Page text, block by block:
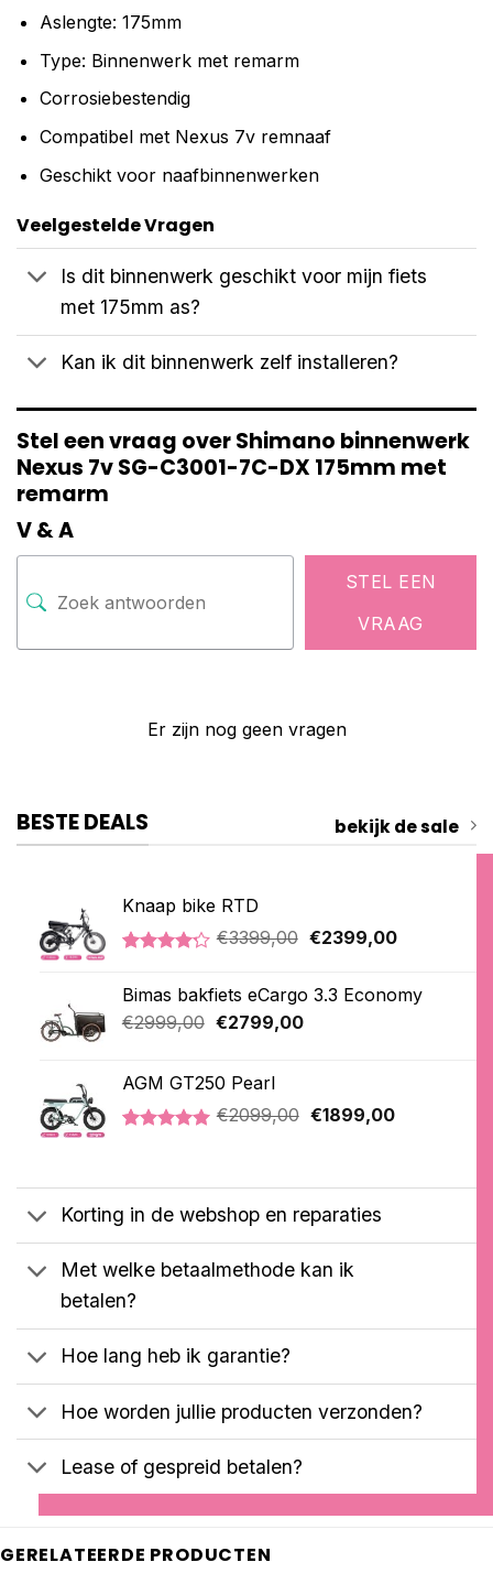
Aslengte: 175mm
Type: Binnenwerk met remarm
Corrosiebestendig
Compatibel met Nexus 7v remnaaf
Geschikt voor naafbinnenwerken
Veelgestelde Vragen
Is dit binnenwerk geschikt voor mijn fiets
met 175mm as?
Kan ik dit binnenwerk zelf installeren?
Stel een vraag over Shimano binnenwerk
Nexus 7v SG-C3001-7C-DX 175mm met
remarm
V & A
STEL EEN
VRAAG
Er zijn nog geen vragen
BESTE DEALS bekijk de sale
Knaap bike RTD
gebaseerd
op
klantbeoordelingen
€3399,00 Oorspronkelijke
€3399,00.
€2399,00Huidige
€2399,00.
Bimas bakfiets eCargo 3.3 Economy
€2999,00 Oorspronkelijke
€2999,00.
€2799,00Huidige
AGM GT250 Pearl
klantbeoordelingen
€2099,00 Oorspronkelijke
€1899,00Huidige
Korting in de webshop en reparaties
Met welke betaalmethode kan ik
betalen?
Hoe lang heb ik garantie?
Hoe worden jullie producten verzonden?
Lease of gespreid betalen?
GERELATEERDE PRODUCTEN